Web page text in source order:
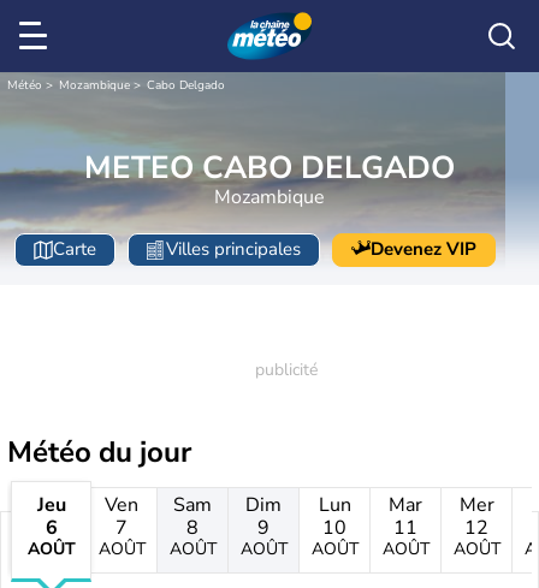
Météo Mozambique Cabo Delgado
METEO CABO DELGADO
Mozambique
Carte Villes principales Devenez VIP
Météo du jour
Jeu
6
AOÛT
Ven
7
AOÛT
Sam
8
AOÛT
Dim
9
AOÛT
Lun
10
AOÛT
Mar
11
AOÛT
Mer
12
AOÛT